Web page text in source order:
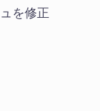
を修正